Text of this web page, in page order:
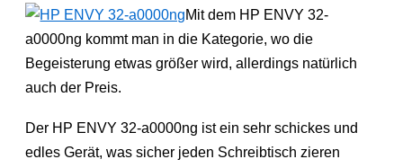
Mit dem HP ENVY 32-
a0000ng kommt man in die Kategorie, wo die
Begeisterung etwas größer wird, allerdings natürlich
auch der Preis.
Der HP ENVY 32-a0000ng ist ein sehr schickes und
edles Gerät, was sicher jeden Schreibtisch zieren